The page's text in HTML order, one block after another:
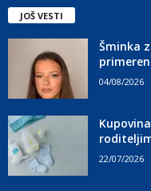
JOŠ VESTI
Šminka
04/08/2026
22/07/2026